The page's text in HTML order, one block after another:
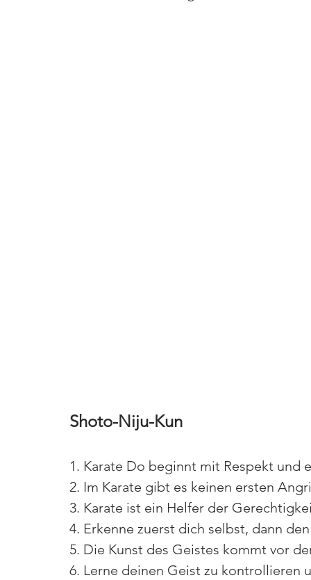
Shoto-Niju-Kun
1. Karate Do beginnt mit Respekt und
2. Im Karate gibt es keinen ersten
3. Karate ist ein Helfer der
4. Erkenne zuerst dich selbst, dann
5. Die Kunst des Geistes kommt vor
6. Lerne deinen Geist zu kontrollieren